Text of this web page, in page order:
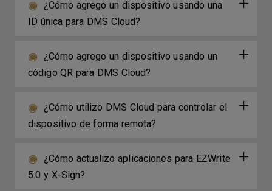
¿Cómo agrego un dispositivo usando una
ID única para DMS Cloud?
¿Cómo agrego un dispositivo usando un
código QR para DMS Cloud?
¿Cómo utilizo DMS Cloud para controlar el
dispositivo de forma remota?
¿Cómo actualizo aplicaciones para EZWrite
5.0 y X-Sign?